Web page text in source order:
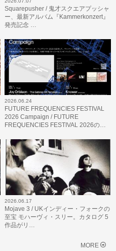
Squarepusher / 鬼才スクエアプッシャ
ー、最新アルバム『Kammerkonzert』
発売記念 …
2026.06.24
FUTURE FREQUENCIES FESTIVAL
2026 Campaign / FUTURE
FREQUENCIES FESTIVAL 2026の…
2026.06.17
Mojave 3 / UKインディー・フォークの
至宝 モハーヴィ・スリー。カタログ 5
作品がリ…
MORE